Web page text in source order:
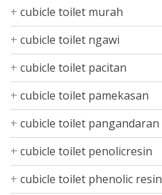
cubicle toilet murah
cubicle toilet ngawi
cubicle toilet pacitan
cubicle toilet pamekasan
cubicle toilet pangandaran
cubicle toilet penolicresin
cubicle toilet phenolic resin